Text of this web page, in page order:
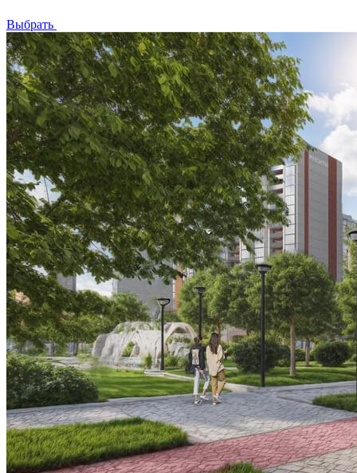
Выбрать